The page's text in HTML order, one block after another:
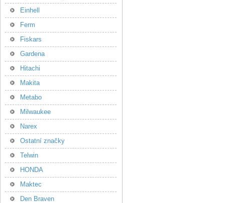
Einhell
Ferm
Fiskars
Gardena
Hitachi
Makita
Metabo
Milwaukee
Narex
Ostatní značky
Telwin
HONDA
Maktec
Den Braven